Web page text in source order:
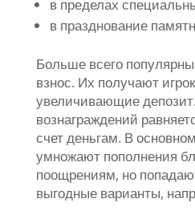
в пределах
в празднование
Больше всего
взнос. Их получают
увеличивающие
вознаграждений
счет деньгам. В
умножают пополнения
поощрениям, но
выгодные варианты,